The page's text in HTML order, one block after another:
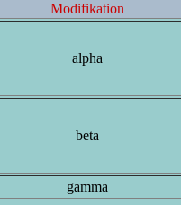
Modifikation
alpha
beta
gamma